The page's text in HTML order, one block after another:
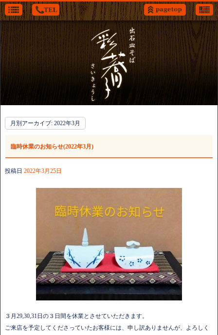
月別アーカイブ: 2022年3月
臨時休業のお知らせ(2022年3月)
投稿日 2022年3月25日
３月29,30,31日の３日間を休業とさせていただきます。
ご来店を予定してくださっていたお客様には、申し訳ありませんが、よろしく